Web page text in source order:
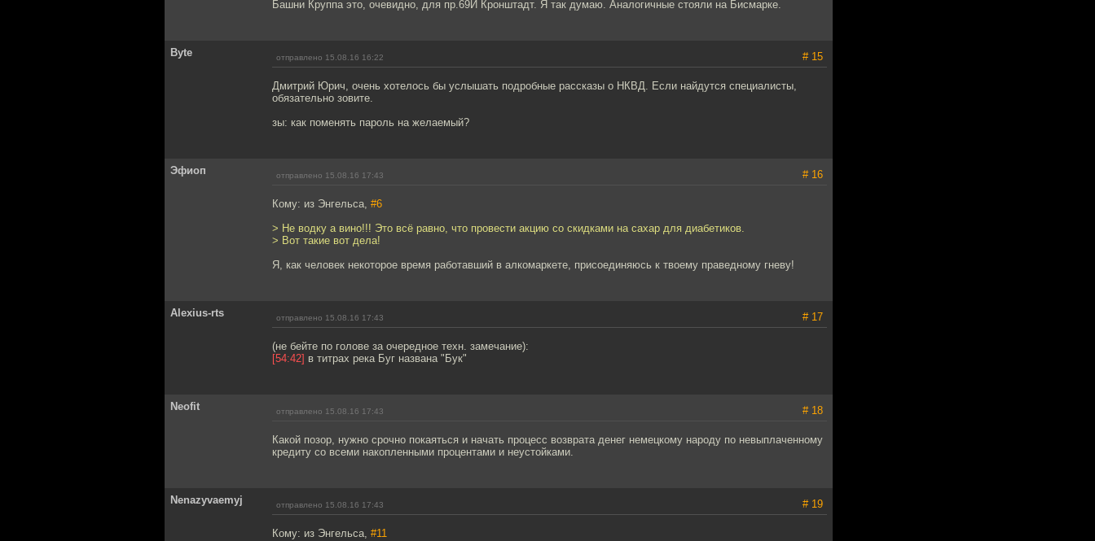
Башни Круппа это, очевидно, для пр.69И Кронштадт. Я так думаю. Аналогичные стояли на Бисмарке.
Byte отправлено 15.08.16 16:22 # 15
Дмитрий Юрич, очень хотелось бы услышать подробные рассказы о НКВД. Если найдутся специалисты,
обязательно зовите.
зы: как поменять пароль на желаемый?
Эфиоп отправлено 15.08.16 17:43 # 16
Кому: из Энгельса, #6
> Не водку а вино!!! Это всё равно, что провести акцию со скидками на сахар для диабетиков.
> Вот такие вот дела!
Я, как человек некоторое время работавший в алкомаркете, присоединяюсь к твоему праведному гневу!
Alexius-rts отправлено 15.08.16 17:43 # 17
(не бейте по голове за очередное техн. замечание):
[54:42] в титрах река Буг названа "Бук"
Neofit отправлено 15.08.16 17:43 # 18
Какой позор, нужно срочно покаяться и начать процесс возврата денег немецкому народу по невыплаченному
кредиту со всеми накопленными процентами и неустойками.
Nenazyvaemyj отправлено 15.08.16 17:43 # 19
Кому: из Энгельса, #11